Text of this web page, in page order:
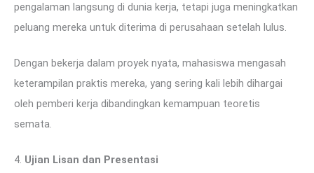
pengalaman langsung di dunia kerja, tetapi juga meningkatkan
peluang mereka untuk diterima di perusahaan setelah lulus.
Dengan bekerja dalam proyek nyata, mahasiswa mengasah
keterampilan praktis mereka, yang sering kali lebih dihargai
oleh pemberi kerja dibandingkan kemampuan teoretis
semata.
4. Ujian Lisan dan Presentasi